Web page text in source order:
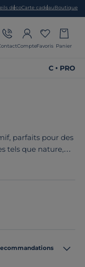
décoCarte cadeauBoutique
CompteFavoris Panier
C • PRO
parfaits pour des
tels que nature,
un style